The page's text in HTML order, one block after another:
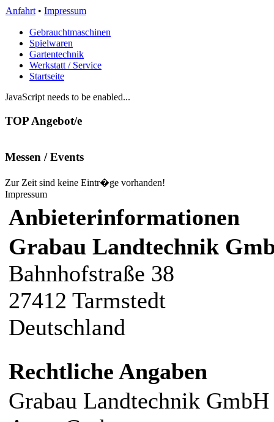
Anfahrt • Impressum
Gebrauchtmaschinen
Spielwaren
Gartentechnik
Werkstatt / Service
Startseite
JavaScript needs to be enabled...
TOP Angebot/e
Messen / Events
Zur Zeit sind keine Eintr�ge vorhanden!
Impressum
Anbieterinformationen
Grabau Landtechnik
Bahnhofstraße 38
27412 Tarmstedt
Deutschland
Rechtliche Angaben
Grabau Landtechnik